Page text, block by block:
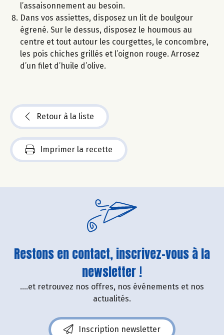
l’assaisonnement au besoin.
Dans vos assiettes, disposez un lit de boulgour
égrené. Sur le dessus, disposez le houmous au
centre et tout autour les courgettes, le concombre,
les pois chiches grillés et l’oignon rouge. Arrosez
d’un filet d’huile d’olive.
Retour à la liste
Imprimer la recette
Restons en contact, inscrivez-vous à la
newsletter !
....et retrouvez nos offres, nos événements et nos
actualités.
Inscription newsletter